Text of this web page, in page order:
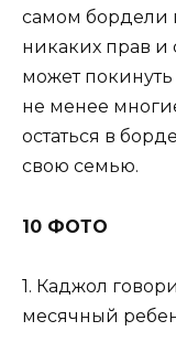
самом бордели
никаких прав
может покинуть
не менее
остаться в
свою семью.
10 ФОТО
1. Каджол
месячный